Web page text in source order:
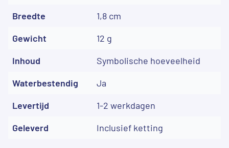
Breedte
1,8 cm
Gewicht
12 g
Inhoud
Symbolische hoeveelheid
Waterbestendig
Ja
Levertijd
1-2 werkdagen
Geleverd
Inclusief ketting